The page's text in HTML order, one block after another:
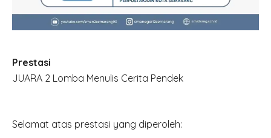
Prestasi
JUARA 2 Lomba Menulis Cerita Pendek
Selamat atas prestasi yang diperoleh: